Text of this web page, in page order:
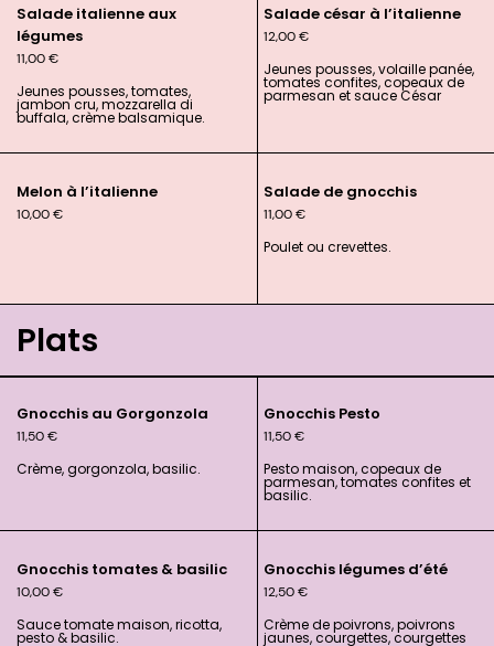
Salade italienne aux
légumes
11,00€
Jeunes pousses, tomates,
jambon cru, mozzarella di
buffala, crème balsamique.
Salade césar à l’italienne
12,00€
Jeunes pousses, volaille panée,
tomates confites, copeaux de
parmesan et sauce César
Melon à l’italienne
10,00€
Salade de gnocchis
11,00€
Poulet ou crevettes.
Plats
Gnocchis au Gorgonzola
11,50€
Crème, gorgonzola, basilic.
Gnocchis Pesto
11,50€
Pesto maison, copeaux de
parmesan, tomates confites et
basilic.
Gnocchis tomates & basilic
10,00€
Sauce tomate maison, ricotta,
pesto & basilic.
Gnocchis légumes d’été
12,50€
Crème de poivrons, poivrons
jaunes, courgettes, courgettes